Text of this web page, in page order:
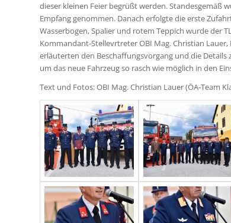
dieser kleinen Feier begrüßt werden. Standesgemäß
Empfang genommen. Danach erfolgte die erste
Wasserbogen, Spalier und rotem Teppich wurde der
Kommandant-Stellevrtreter OBI Mag. Christian
erläuterten den Beschaffungsvorgang und die Details
um das neue Fahrzeug so rasch wie möglich in den
Text und Fotos: OBI Mag. Christian Lauer (ÖA-Team